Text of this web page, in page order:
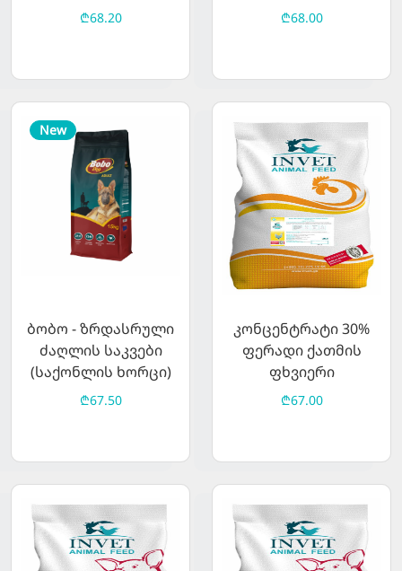
₾68.20 ₾68.00
New
ბობო - ზრდასრული
ძაღლის საკვები
(საქონლის ხორცი)
15კგ
₾67.50
კონცენტრატი 30%
ფერადი ქათმის
ფხვიერი
₾67.00